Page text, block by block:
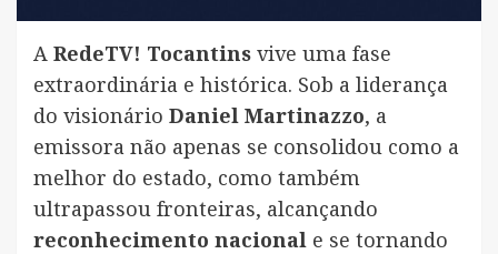
A RedeTV! Tocantins vive uma fase
extraordinária e histórica. Sob a liderança
do visionário Daniel Martinazzo, a
emissora não apenas se consolidou como a
melhor do estado, como também
ultrapassou fronteiras, alcançando
reconhecimento nacional e se tornando